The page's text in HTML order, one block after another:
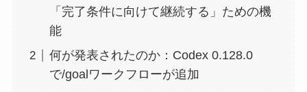
「完了条件に向けて継続する」ための機
能
何が発表されたのか：Codex 0.128.0
で/goalワークフローが追加